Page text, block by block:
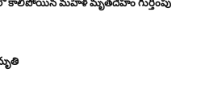
కాలిపోయిన మహిళ మృతదేహం గుర్తింపు